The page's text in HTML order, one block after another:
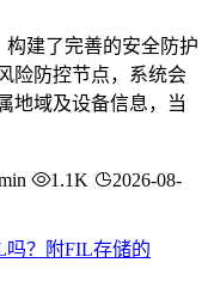
构建了完善的安全防护
险防控节点，系统会
地域及设备信息，当
1.1K
2026-08-